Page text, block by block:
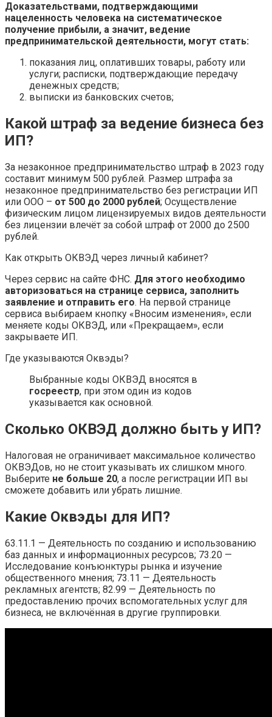
Доказательствами, подтверждающими
нацеленность человека на систематическое
получение прибыли, а значит, ведение
предпринимательской деятельности, могут стать:
показания лиц, оплативших товары, работу или
услуги; расписки, подтверждающие передачу
денежных средств;
выписки из банковских счетов;
Какой штраф за ведение бизнеса без
ИП?
За незаконное предпринимательство штраф в 2023 году
составит минимум 500 рублей. Размер штрафа за
незаконное предпринимательство без регистрации ИП
или ООО – от 500 до 2000 рублей; Осуществление
физическим лицом лицензируемых видов деятельности
без лицензии влечёт за собой штраф от 2000 до 2500
рублей.
Как открыть ОКВЭД через личный кабинет?
Через сервис на сайте ФНС. Для этого необходимо
авторизоваться на странице сервиса, заполнить
заявление и отправить его. На первой странице
сервиса выбираем кнопку «Вносим изменения», если
меняете коды ОКВЭД, или «Прекращаем», если
закрываете ИП.
Где указываются Оквэды?
Выбранные коды ОКВЭД вносятся в
госреестр, при этом один из кодов
указывается как основной.
Сколько ОКВЭД должно быть у ИП?
Налоговая не ограничивает максимальное количество
ОКВЭДов, но не стоит указывать их слишком много.
Выберите не больше 20, а после регистрации ИП вы
сможете добавить или убрать лишние.
Какие Оквэды для ИП?
63.11.1 — Деятельность по созданию и использованию
баз данных и информационных ресурсов; 73.20 —
Исследование конъюнктуры рынка и изучение
общественного мнения; 73.11 — Деятельность
рекламных агентств; 82.99 — Деятельность по
предоставлению прочих вспомогательных услуг для
бизнеса, не включённая в другие группировки.